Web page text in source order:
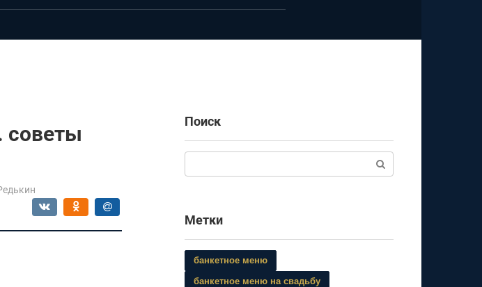
советы
Поиск
Метки
банкетное меню
банкетное меню на свадьбу